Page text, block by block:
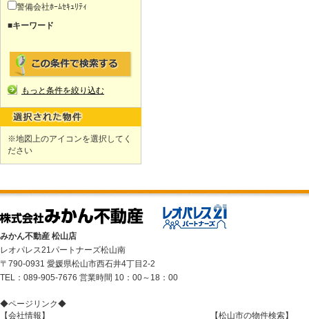
警備会社ﾎｰﾑｾｷｭﾘﾃｨ
■キーワード
もっと条件を絞り込む
※地図上のアイコンを選択してく
ださい
みかん不動産 松山店
レオパレス21パートナーズ松山南
〒790-0931 愛媛県松山市西石井4丁目2-2
TEL：089-905-7676 営業時間 10：00～18：00
◆ページリンク◆
【会社情報】
【松山市の物件検索】